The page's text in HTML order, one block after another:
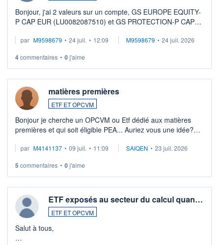
Bonjour, j'ai 2 valeurs sur un compte, GS EUROPE EQUITY-
P CAP EUR (LU0082087510) et GS PROTECTION-P CAP
veux procéder à la vente, on me signale ...
par M9598679 • 24 juil. • 12:09 M9598679 • 24 juil. 2026
4commentaires • 0j'aime
matières premières
ETF ET OPCVM
Bonjour je cherche un OPCVM ou Etf dédié aux matières
premières et qui soit éligible PEA... Auriez vous une idée?
par M4141137 • 09 juil. • 11:09 SAIQEN • 23 juil. 2026
5 commentaires • 0j'aime
ETF exposés au secteur du calcul quan…
ETF ET OPCVM
Salut à tous,